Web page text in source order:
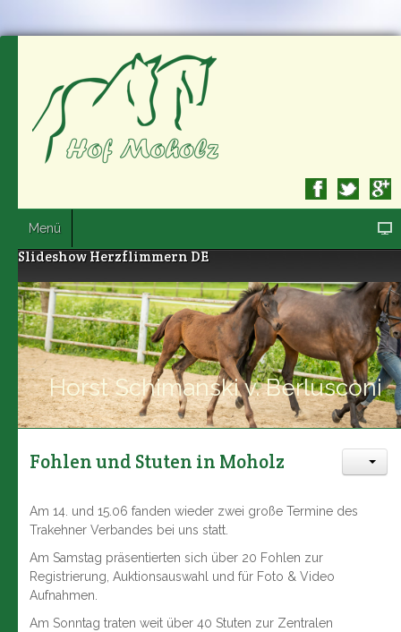
Menü
Slideshow Herzflimmern DE
Horst Schimanski v. Berlusconi
Fohlen und Stuten in Moholz
Am 14. und 15.06 fanden wieder zwei große Termine des
Trakehner Verbandes bei uns statt.
Am Samstag präsentierten sich über 20 Fohlen zur
Registrierung, Auktionsauswahl und für Foto & Video
Aufnahmen.
Am Sonntag traten weit über 40 Stuten zur Zentralen